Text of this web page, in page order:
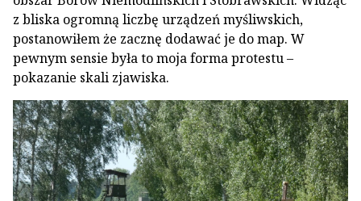
z bliska ogromną liczbę urządzeń myśliwskich,
postanowiłem że zacznę dodawać je do map. W
pewnym sensie była to moja forma protestu –
pokazanie skali zjawiska.